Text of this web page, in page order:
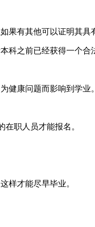
有其他可以证明其具
之前已经获得一个合
康问题而影响到学业。
职人员才能报名。
样才能尽早毕业。